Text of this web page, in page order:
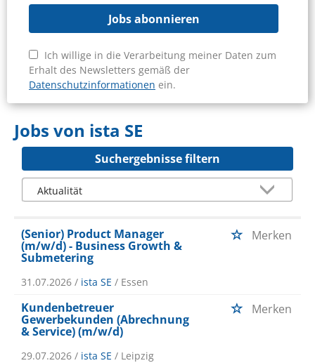
Jobs abonnieren
Ich willige in die Verarbeitung meiner Daten zum
Erhalt des Newsletters gemäß der
Datenschutzinformationen ein.
Jobs von ista SE
Suchergebnisse filtern
(Senior) Product Manager
(m/w/d) - Business Growth &
Submetering
Merken
31.07.2026 / ista SE / Essen
Kundenbetreuer
Gewerbekunden (Abrechnung
& Service) (m/w/d)
Merken
29.07.2026 / ista SE / Leipzig